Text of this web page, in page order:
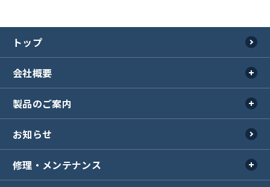
トップ
会社概要
会社概要
事業所紹介
工場紹介
ラジオ
製品のご案内
製品のご案内TOP
シャッター
イスターカーテン
お知らせ
修理・メンテナンス